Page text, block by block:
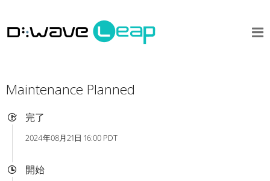
Maintenance Planned
完了
2024年08月21日 16:00 PDT
開始